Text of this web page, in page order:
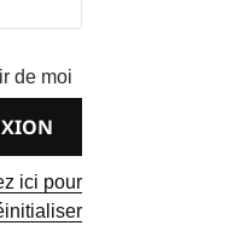
de moi
ici pour